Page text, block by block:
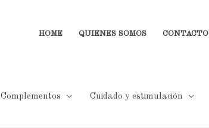
HOME QUIENES SOMOS CONTACTO
Complementos Cuidado y estimulación